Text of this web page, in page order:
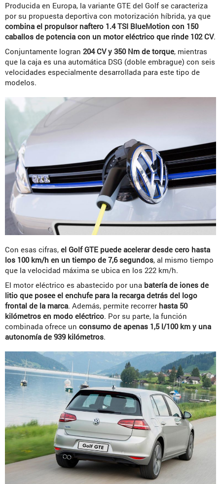
Producida en Europa, la variante GTE del Golf se caracteriza
por su propuesta deportiva con motorización híbrida, ya que
combina el propulsor naftero 1.4 TSI BlueMotion con 150
caballos de potencia con un motor eléctrico que rinde 102 CV.
Conjuntamente logran 204 CV y 350 Nm de torque, mientras
que la caja es una automática DSG (doble embrague) con seis
velocidades especialmente desarrollada para este tipo de
modelos.
Con esas cifras, el Golf GTE puede acelerar desde cero hasta
los 100 km/h en un tiempo de 7,6 segundos, al mismo tiempo
que la velocidad máxima se ubica en los 222 km/h.
El motor eléctrico es abastecido por una batería de iones de
litio que posee el enchufe para la recarga detrás del logo
frontal de la marca. Además, permite recorrer hasta 50
kilómetros en modo eléctrico. Por su parte, la función
combinada ofrece un consumo de apenas 1,5 l/100 km y una
autonomía de 939 kilómetros.